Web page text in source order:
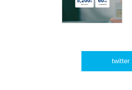
twitter